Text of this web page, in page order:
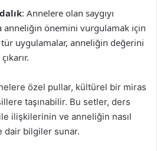
: Annelere olan saygıyı
anneliğin önemini vurgulamak için
uygulamalar, anneliğin değerini
özel pullar, kültürel bir miras
taşınabilir. Bu setler, ders
ilişkilerinin ve anneliğin nasıl
bilgiler sunar.